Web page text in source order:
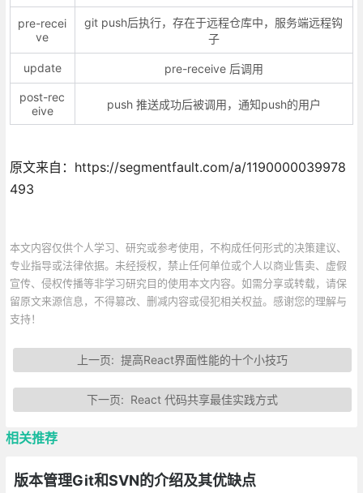
pre-recei
ve
git push后执行，存在于远程仓库中，服务端远程钩
子
update pre-receive 后调用
post-rec
eive
push 推送成功后被调用，通知push的用户
原文来自：https://segmentfault.com/a/1190000039978
493
本文内容仅供个人学习、研究或参考使用，不构成任何形式的决策建议、
专业指导或法律依据。未经授权，禁止任何单位或个人以商业售卖、虚假
宣传、侵权传播等非学习研究目的使用本文内容。如需分享或转载，请保
留原文来源信息，不得篡改、删减内容或侵犯相关权益。感谢您的理解与
支持！
上一页: 提高React界面性能的十个小技巧
下一页: React 代码共享最佳实践方式
相关推荐
版本管理Git和SVN的介绍及其优缺点